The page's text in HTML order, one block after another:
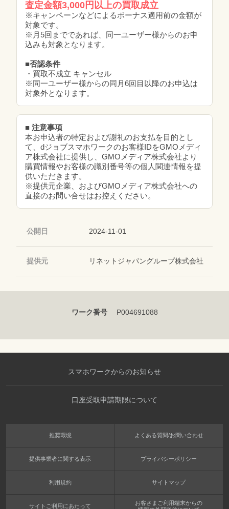
査定金額3,000円以上の買取成立
※キャンペーンなどによるボーナス適用前の金額が
対象です。
※月5回までであれば、同一ユーザー様からのお申
込みも対象となります。
■否認条件
・買取不成立 キャンセル
※同一ユーザー様からの同月6回目以降のお申込は
対象外となります。
■ 注意事項
本お申込者の特定および謝礼のお支払を目的とし
て、dジョブスマホワークのお客様IDをGMOメディ
ア株式会社に提供し、GMOメディア株式会社より
購買情報やお客様の識別番号等の個人関連情報を提
供いただきます。
※提供元企業、およびGMOメディア株式会社への
直接のお問い合せはお控えください。
公開日 2024-11-01
提供元 リネットジャパングループ株式会社
ワーク番号 P004691088
スマホワークからのお知らせ
口座受取申請期限について
推奨環境 よくある質問/お問い合わせ
提供事業者に関する表示 プライバシーポリシー
利用規約 サイトマップ
サイトご利用にあたって
お客さまご利用端末からの